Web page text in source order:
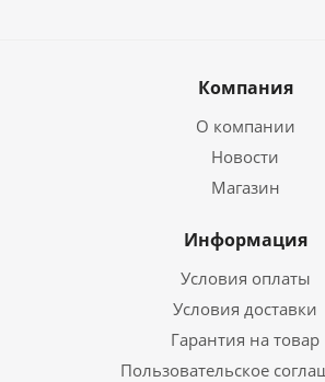
Компания
О компании
Новости
Магазин
Информация
Условия оплаты
Условия доставки
Гарантия на товар
Пользовательское